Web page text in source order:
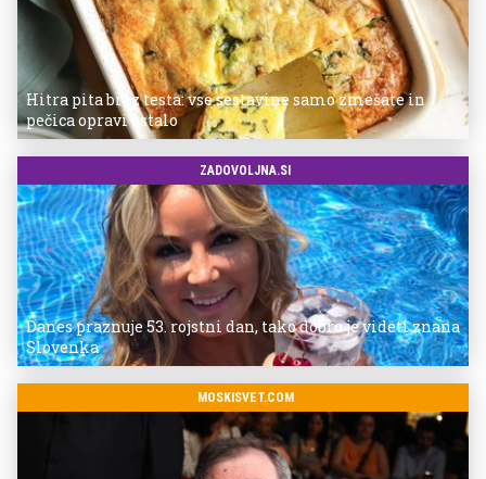
Hitra pita brez testa: vse sestavine samo zmešate in
pečica opravi ostalo
ZADOVOLJNA.SI
Danes praznuje 53. rojstni dan, tako dobro je videti znana
Slovenka
MOSKISVET.COM